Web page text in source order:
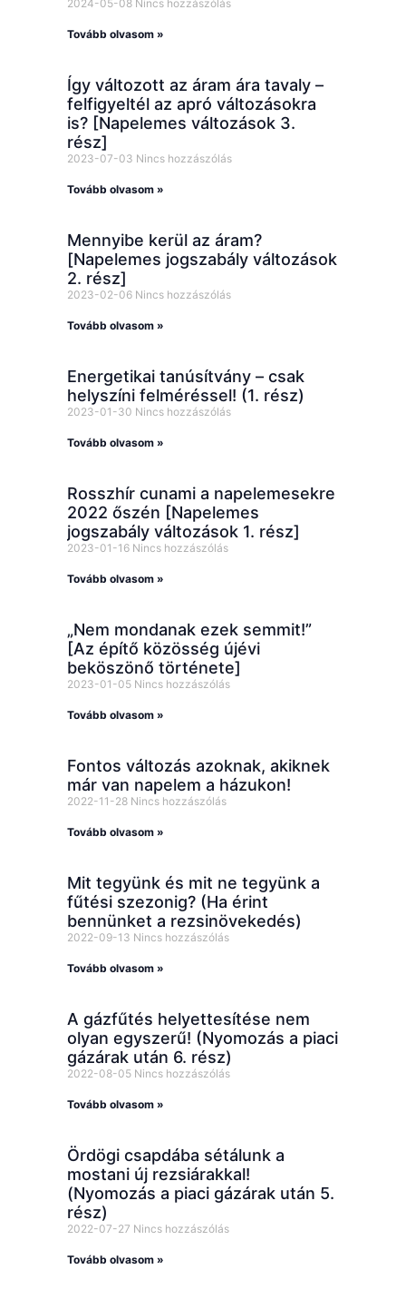
2024-05-08 Nincs hozzászólás
Tovább olvasom »
Így változott az áram ára tavaly –
felfigyeltél az apró változásokra
is? [Napelemes változások 3.
rész]
2023-07-03 Nincs hozzászólás
Tovább olvasom »
Mennyibe kerül az áram?
[Napelemes jogszabály változások
2. rész]
2023-02-06 Nincs hozzászólás
Tovább olvasom »
Energetikai tanúsítvány – csak
helyszíni felméréssel! (1. rész)
2023-01-30 Nincs hozzászólás
Tovább olvasom »
Rosszhír cunami a napelemesekre
2022 őszén [Napelemes
jogszabály változások 1. rész]
2023-01-16 Nincs hozzászólás
Tovább olvasom »
„Nem mondanak ezek semmit!”
[Az építő közösség újévi
beköszönő története]
2023-01-05 Nincs hozzászólás
Tovább olvasom »
Fontos változás azoknak, akiknek
már van napelem a házukon!
2022-11-28 Nincs hozzászólás
Tovább olvasom »
Mit tegyünk és mit ne tegyünk a
fűtési szezonig? (Ha érint
bennünket a rezsinövekedés)
2022-09-13 Nincs hozzászólás
Tovább olvasom »
A gázfűtés helyettesítése nem
olyan egyszerű! (Nyomozás a piaci
gázárak után 6. rész)
2022-08-05 Nincs hozzászólás
Tovább olvasom »
Ördögi csapdába sétálunk a
mostani új rezsiárakkal!
(Nyomozás a piaci gázárak után 5.
rész)
2022-07-27 Nincs hozzászólás
Tovább olvasom »